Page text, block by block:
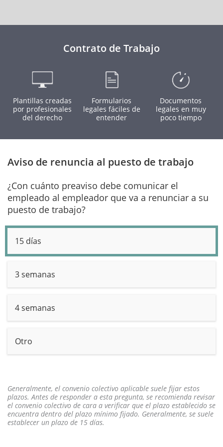
Contrato de Trabajo
Plantillas creadas
por profesionales
del derecho
Formularios
legales fáciles de
entender
Documentos
legales en muy
poco tiempo
Aviso de renuncia al puesto de trabajo
¿Con cuánto preaviso debe comunicar el
empleado al empleador que va a renunciar a su
puesto de trabajo?
15 días
3 semanas
4 semanas
Otro
Generalmente, el convenio colectivo aplicable suele fijar estos
plazos. Antes de responder a esta pregunta, se recomienda revisar
el convenio colectivo de cara a verificar que el plazo establecido se
encuentra dentro del plazo mínimo fijado. Generalmente, se suele
establecer un plazo de 15 días.